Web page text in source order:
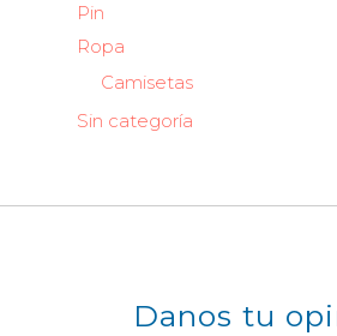
Pin
Ropa
Camisetas
Sin categoría
Danos tu